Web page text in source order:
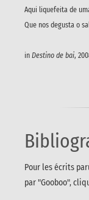
Aqui liquefeita de
Que nos degusta o
in Destino de bai,
Pour les écrits
par "Gooboo",